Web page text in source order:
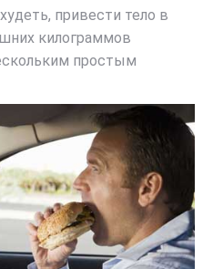
привести тело в
килограммов
простым